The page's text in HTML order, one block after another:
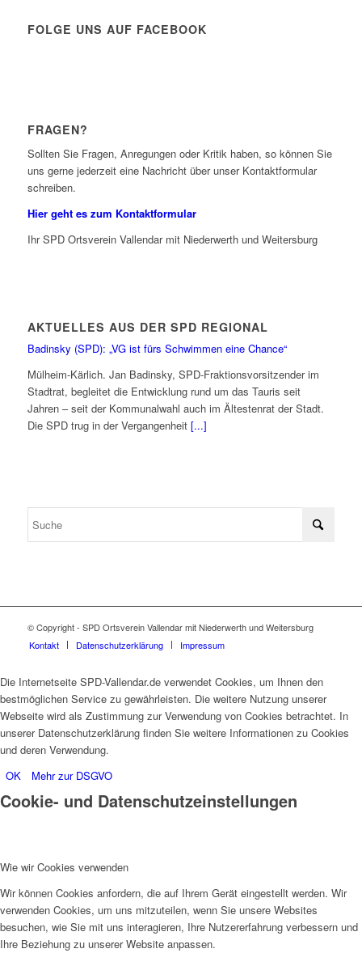
FOLGE UNS AUF FACEBOOK
FRAGEN?
Sollten Sie Fragen, Anregungen oder Kritik haben, so können Sie
uns gerne jederzeit eine Nachricht über unser Kontaktformular
schreiben.
Hier geht es zum Kontaktformular
Ihr SPD Ortsverein Vallendar mit Niederwerth und Weitersburg
AKTUELLES AUS DER SPD REGIONAL
Badinsky (SPD): „VG ist fürs Schwimmen eine Chance“
Mülheim-Kärlich. Jan Badinsky, SPD-Fraktionsvorsitzender im
Stadtrat, begleitet die Entwicklung rund um das Tauris seit
Jahren – seit der Kommunalwahl auch im Ältestenrat der Stadt.
Die SPD trug in der Vergangenheit [...]
© Copyright - SPD Ortsverein Vallendar mit Niederwerth und Weitersburg
Kontakt
Datenschutzerklärung Impressum
Die Internetseite SPD-Vallendar.de verwendet Cookies, um Ihnen den
bestmöglichen Service zu gewährleisten. Die weitere Nutzung unserer
Webseite wird als Zustimmung zur Verwendung von Cookies betrachtet. In
unserer Datenschutzerklärung finden Sie weitere Informationen zu Cookies
und deren Verwendung.
OK
Mehr zur DSGVO
Cookie- und Datenschutzeinstellungen
Wie wir Cookies verwenden
Wir können Cookies anfordern, die auf Ihrem Gerät eingestellt werden. Wir
verwenden Cookies, um uns mitzuteilen, wenn Sie unsere Websites
besuchen, wie Sie mit uns interagieren, Ihre Nutzererfahrung verbessern und
Ihre Beziehung zu unserer Website anpassen.